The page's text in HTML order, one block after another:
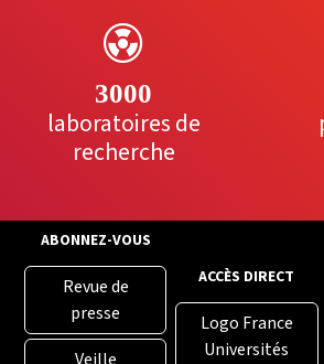
3000
laboratoires de
recherche
ABONNEZ-VOUS
Revue de
presse
ACCÈS DIRECT
Logo France
Universités